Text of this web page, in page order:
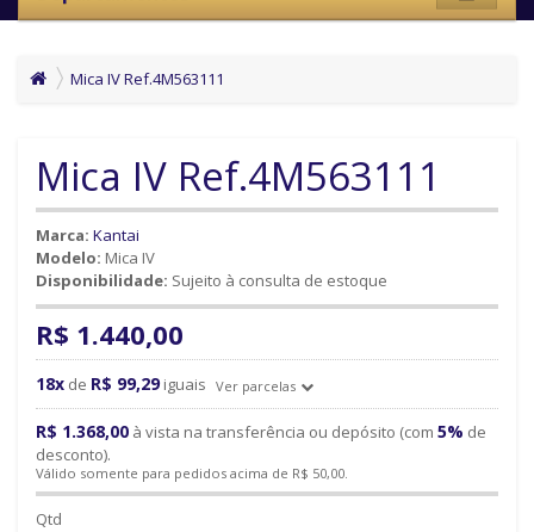
Mica IV Ref.4M563111
Mica IV Ref.4M563111
Marca: Kantai
Modelo: Mica IV
Disponibilidade: Sujeito à consulta de estoque
R$ 1.440,00
18x de R$ 99,29 iguais Ver parcelas
R$ 1.368,00 à vista na transferência ou depósito (com 5% de
desconto).
Válido somente para pedidos acima de R$ 50,00.
Qtd